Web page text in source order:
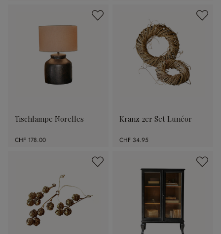
Tischlampe Norelles
CHF 178.00
Kranz 2er Set Lunéor
CHF 34.95